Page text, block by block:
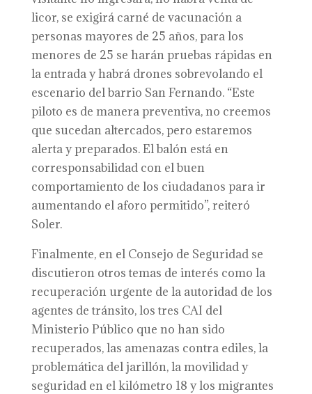
licor, se exigirá carné de vacunación a
personas mayores de 25 años, para los
menores de 25 se harán pruebas rápidas en
la entrada y habrá drones sobrevolando el
escenario del barrio San Fernando. “Este
piloto es de manera preventiva, no creemos
que sucedan altercados, pero estaremos
alerta y preparados. El balón está en
corresponsabilidad con el buen
comportamiento de los ciudadanos para ir
aumentando el aforo permitido”, reiteró
Soler.
Finalmente, en el Consejo de Seguridad se
discutieron otros temas de interés como la
recuperación urgente de la autoridad de los
agentes de tránsito, los tres CAI del
Ministerio Público que no han sido
recuperados, las amenazas contra ediles, la
problemática del jarillón, la movilidad y
seguridad en el kilómetro 18 y los migrantes